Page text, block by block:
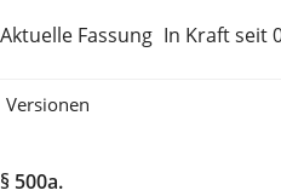
Aktuelle Fassung In Kraft seit
Versionen
§ 500a.